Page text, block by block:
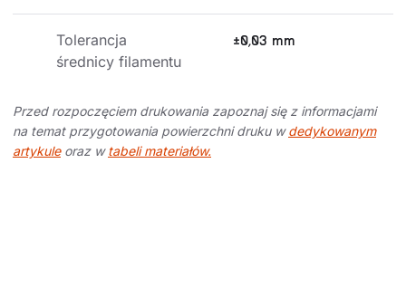
Tolerancja
średnicy filamentu
±0,03 mm
Przed rozpoczęciem drukowania zapoznaj się z informacjami
na temat przygotowania powierzchni druku wdedykowanym
artykuleoraz wtabeli materiałów.